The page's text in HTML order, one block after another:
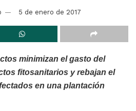
5 de enero de 2017
minimizan el gasto del
fitosanitarios y rebajan el
en una plantación